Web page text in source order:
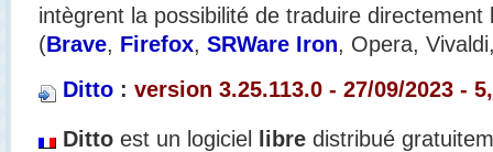
intègrent la possibilité de traduire directement
(Brave, Firefox, SRWare Iron, Opera,
Ditto : version 3.25.113.0 - 27/09/2023 -
Ditto est un logiciel libre distribué